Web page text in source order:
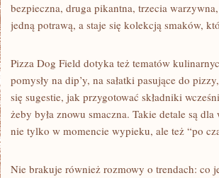
bezpieczna, druga pikantna, trzecia
jedną potrawą, a staje się kolekcją smaków,
Pizza Dog Field dotyka też tematów
pomysły na dip’y, na sałatki pasujące do
się sugestie, jak przygotować składniki
żeby była znowu smaczna. Takie detale są
nie tylko w momencie wypieku, ale też “po
Nie brakuje również rozmowy o trendach: co